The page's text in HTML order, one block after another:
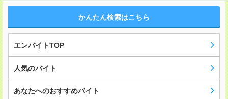
かんたん検索はこちら
エンバイトTOP
人気のバイト
あなたへのおすすめバイト